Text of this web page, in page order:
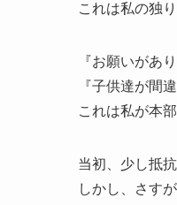
これは私の独り
『お願いがあ
『子供達が間
これは私が本
当初、少し抵
しかし、さす